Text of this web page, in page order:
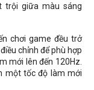
trội giữa màu sáng
chơi game đều trở
chỉnh để phù hợp
mới lên đến 120Hz.
một tốc độ làm mới